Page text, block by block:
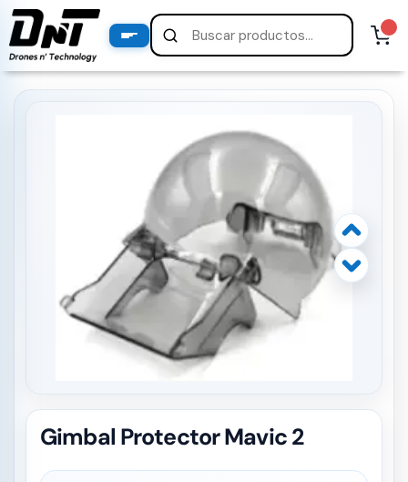
Gimbal Protector Mavic 2
PRODUCTOS
productos destacados